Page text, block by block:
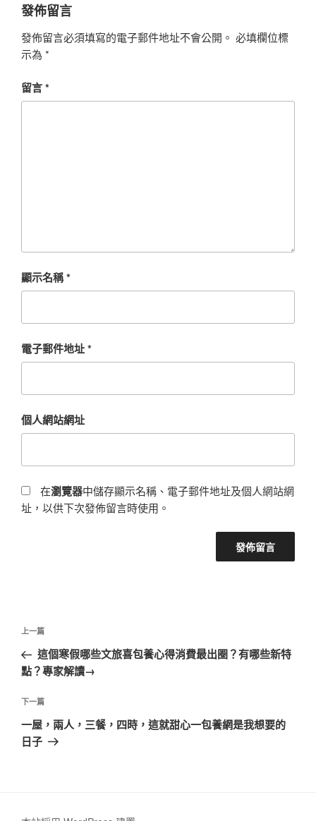
發佈留言
發佈留言必須填寫的電子郵件地址不會公開。 必填欄位標
示為 *
留言*
顯示名稱*
電子郵件地址*
個人網站網址
在瀏覽器中儲存顯示名稱、電子郵件地址及個人網站網
址，以供下次發佈留言時使用。
文
導
覽
上
一
篇
章
上一篇
這個寒假哪些文旅喜包養心得消費最出圈？有哪些新特
點？專家解讀→
下
一
篇
下一篇
一屋，兩人，三餐，四時，這就甜心一包養網是我想要的
日子